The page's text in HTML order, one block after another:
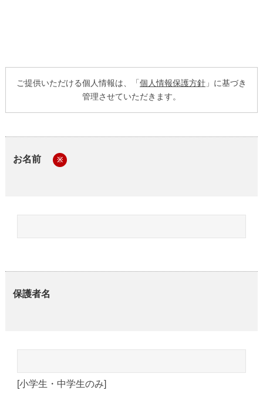
ご提供いただける個人情報は、「個人情報保護方針」に基づき
管理させていただきます。
お名前 ※
保護者名
[小学生・中学生のみ]